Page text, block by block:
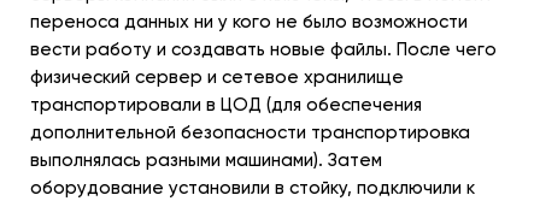
переноса данных ни у кого не было возможности
вести работу и создавать новые файлы. После чего
физический сервер и сетевое хранилище
транспортировали в ЦОД (для обеспечения
дополнительной безопасности транспортировка
выполнялась разными машинами). Затем
оборудование установили в стойку, подключили к